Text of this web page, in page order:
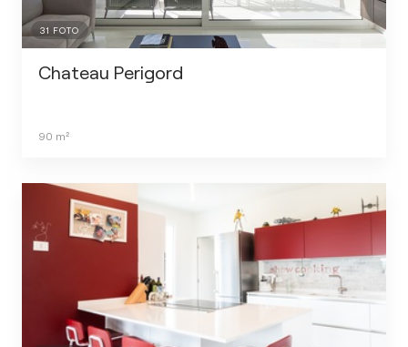
31 FOTO
Chateau Perigord
90 m²